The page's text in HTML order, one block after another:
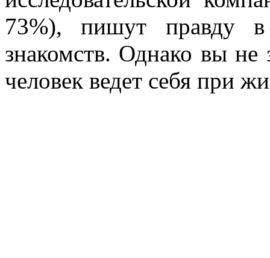
73%), пишут правду
знакомств. Однако вы не
человек ведет себя при